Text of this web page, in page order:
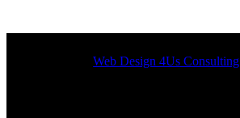
Designed byWeb Design 4Us Consulting